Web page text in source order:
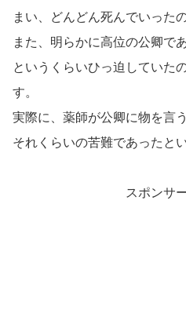
まい、どんどん死んでいった
また、明らかに高位の公卿で
というくらいひっ迫していた
す。
実際に、薬師が公卿に物を言
それくらいの苦難であったと
スポンサ